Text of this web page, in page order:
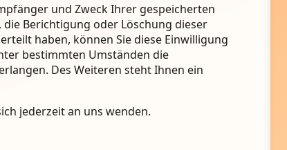
und Zweck Ihrer gespeicherten
Berichtigung oder Löschung dieser
haben, können Sie diese Einwilligung
bestimmten Umständen die
Des Weiteren steht Ihnen ein
jederzeit an uns wenden.